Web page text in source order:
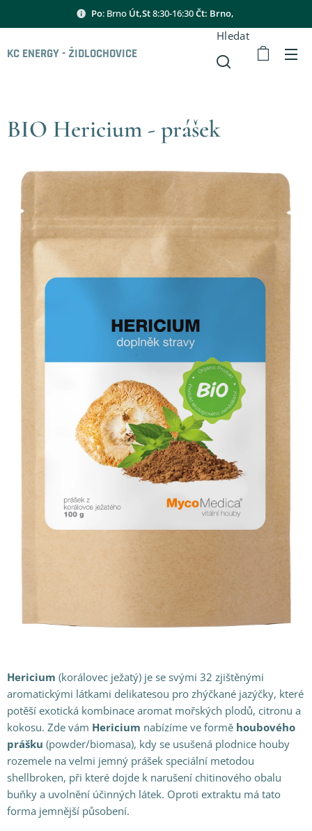
Po: Brno Út,St8:30-16:30Čt: Brno,
KC ENERGY - ŽIDLOCHOVICE
Hledat
BIO Hericium - prášek
Hericium (korálovec ježatý) je se svými 32 zjištěnými
aromatickými látkami delikatesou pro zhýčkané jazýčky, které
potěší exotická kombinace aromat mořských plodů, citronu a
kokosu. Zde vám Hericium nabízíme ve formě houbového
prášku (powder/biomasa), kdy se usušená plodnice houby
rozemele na velmi jemný prášek speciální metodou
shellbroken, při které dojde k narušení chitinového obalu
buňky a uvolnění účinných látek. Oproti extraktu má tato
forma jemnější působení.